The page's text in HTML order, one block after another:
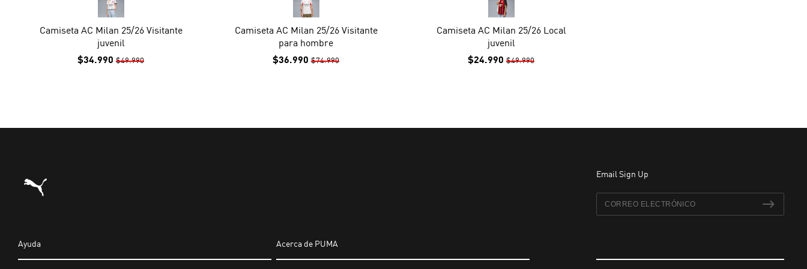
Camiseta AC Milan 25/26 Visitante
juvenil
$34.990 $49.990
Camiseta AC Milan 25/26 Visitante
para hombre
$36.990 $74.990
Camiseta AC Milan 25/26 Local
juvenil
$24.990 $49.990